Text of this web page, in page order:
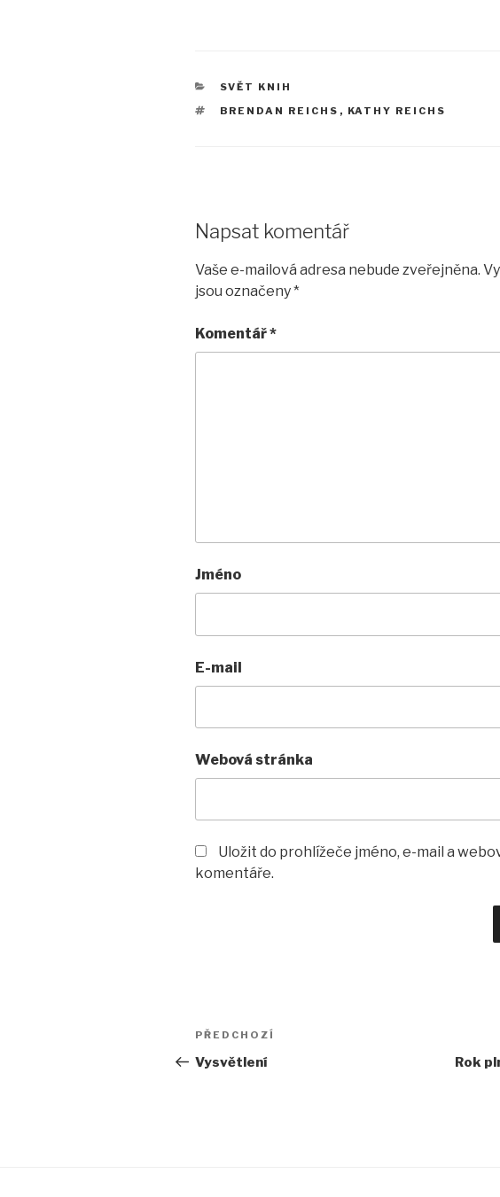
RUBRIKY
SVĚT KNIH
ŠTÍTKY
BRENDAN REICHS , KATHY REICHS
Napsat komentář
Vaše e-mailová adresa nebude zveřejněna.
jsou označeny*
Komentář*
Jméno
E-mail
Webová stránka
Uložit do prohlížeče jméno, e-mail a
komentáře.
Navigace
pro
Předchozí
příspěvek
PŘEDCHOZÍ
Vysvětlení Rok